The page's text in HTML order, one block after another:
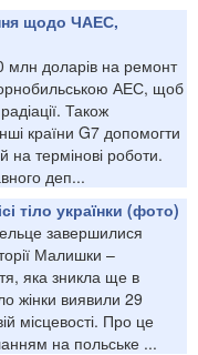
щодо ЧАЕС,
млн доларів на ремонт
АЕС, щоб
Також
країни G7 допомогти
на термінові роботи.
деп...
тіло українки (фото)
завершилися
Малишки –
яка зникла ще в
жінки виявили 29
місцевості. Про це
на польське ...